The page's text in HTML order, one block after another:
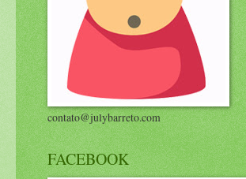
contato@julybarreto.com
FACEBOOK